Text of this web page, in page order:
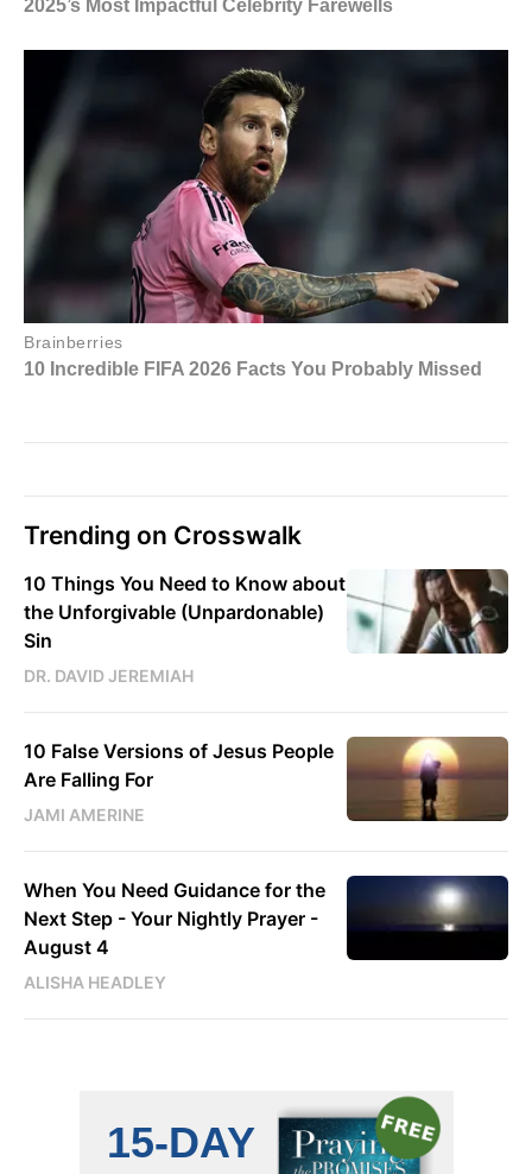
Trending on Crosswalk
10 Things You Need to Know about
the Unforgivable (Unpardonable)
Sin
DR. DAVID JEREMIAH
10 False Versions of Jesus People
Are Falling For
JAMI AMERINE
When You Need Guidance for the
Next Step - Your Nightly Prayer -
August 4
ALISHA HEADLEY